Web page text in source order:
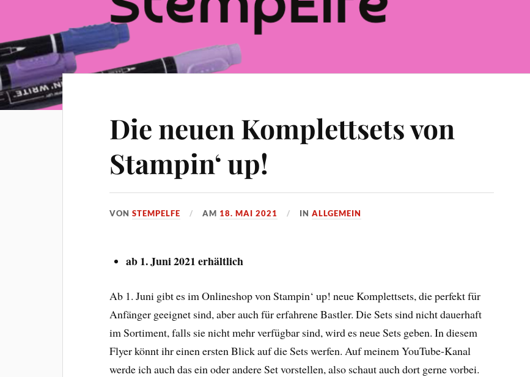
Die neuen Komplettsets von
Stampin‘ up!
VONSTEMPELFE AM 18. MAI 2021 INALLGEMEIN
ab 1. Juni 2021 erhältlich
Ab 1. Juni gibt es im Onlineshop von Stampin‘ up! neue Komplettsets, die perfekt für
Anfänger geeignet sind, aber auch für erfahrene Bastler. Die Sets sind nicht dauerhaft
im Sortiment, falls sie nicht mehr verfügbar sind, wird es neue Sets geben. In diesem
Flyer könnt ihr einen ersten Blick auf die Sets werfen. Auf meinem YouTube-Kanal
werde ich auch das ein oder andere Set vorstellen, also schaut auch dort gerne vorbei.